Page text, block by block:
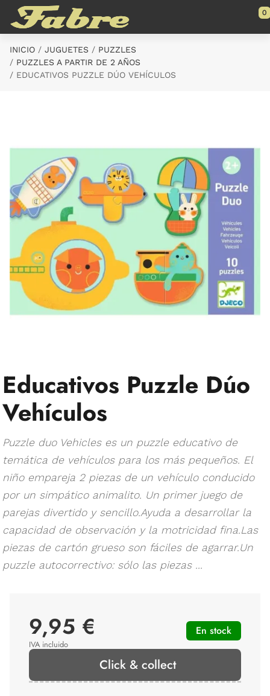
Saltar al contenido principal
0
INICIO JUGUETES
PUZZLES
PUZZLES A PARTIR DE 2 AÑOS
EDUCATIVOS PUZZLE DÚO VEHÍCULOS
Educativos Puzzle Dúo
Vehículos
Puzzle duo Vehicles es un puzzle educativo de
temática de vehículos para los más pequeños. El
niño empareja 2 piezas de un vehículo conducido
por un simpático animalito. Un primer juego de
parejas divertido y sencillo.Ayuda a desarrollar la
capacidad de observación y la motricidad fina.Las
piezas de cartón grueso son fáciles de agarrar.Un
puzzle autocorrectivo: sólo las piezas ...
9,95 €
IVA incluido
En stock
Click & collect